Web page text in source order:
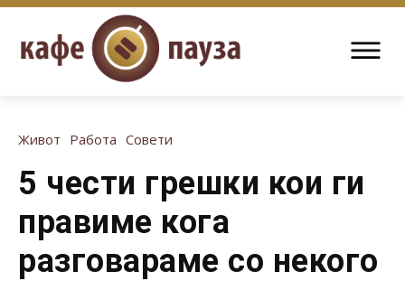
Живот Работа Совети
5 чести грешки кои ги
правиме кога
разговараме со некого